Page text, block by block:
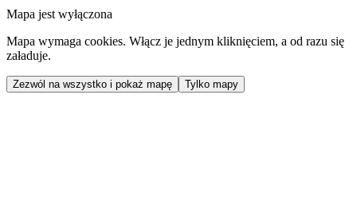
Mapa jest wyłączona
Mapa wymaga cookies. Włącz je jednym kliknięciem, a od razu się
załaduje.
Zezwól na wszystko i pokaż mapę Tylko mapy